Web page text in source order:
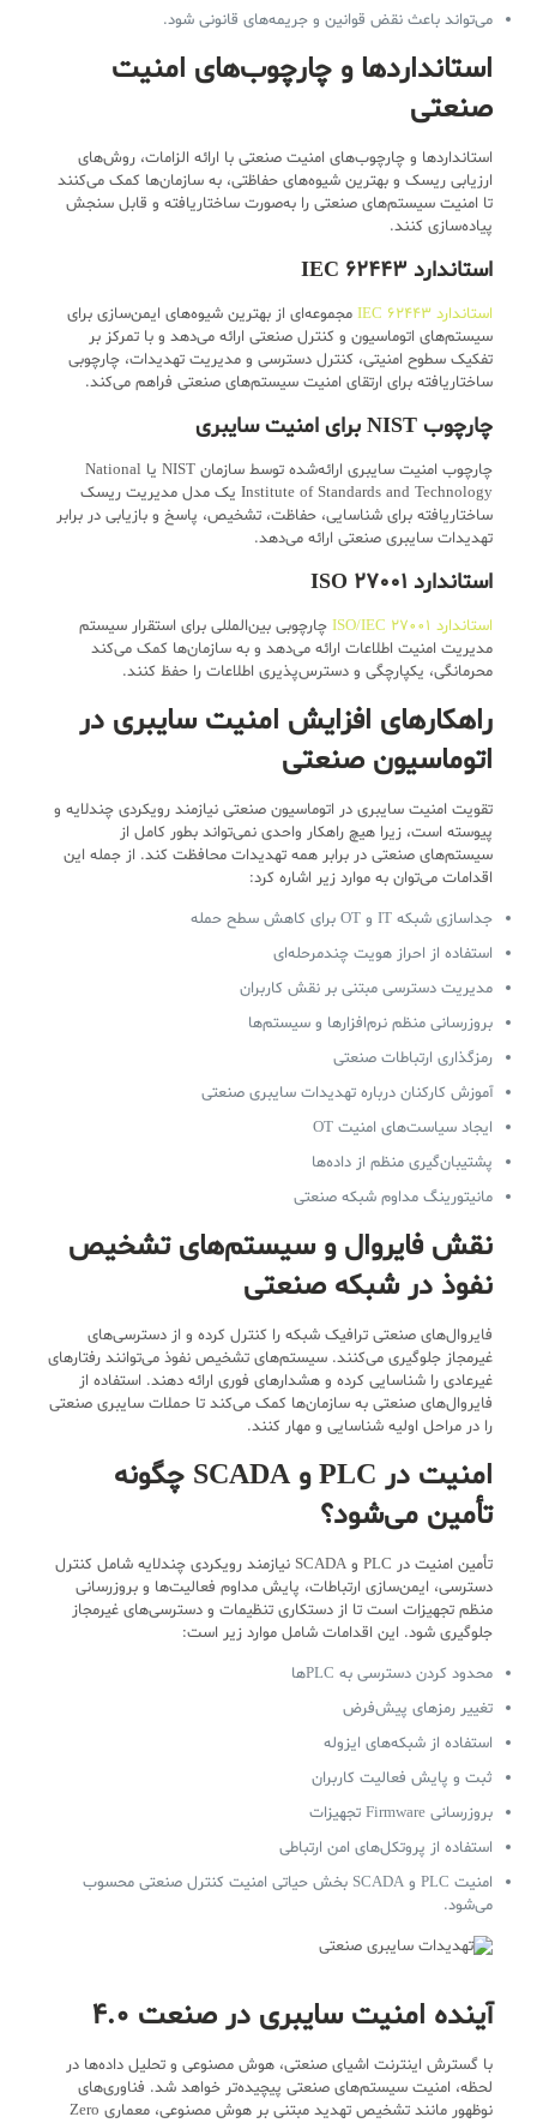
می‌تواند باعث نقض قوانین و جریمه‌های قانونی شود.
استانداردها و چارچوب‌های امنیت
صنعتی
استانداردها و چارچوب‌های امنیت صنعتی با ارائه الزامات، روش‌های
ارزیابی ریسک و بهترین شیوه‌های حفاظتی، به سازمان‌ها کمک می‌کنند
تا امنیت سیستم‌های صنعتی را به‌صورت ساختاریافته و قابل سنجش
پیاده‌سازی کنند.
استاندارد IEC 62443
استاندارد IEC 62443
مجموعه‌ای از بهترین شیوه‌های ایمن‌سازی برای
سیستم‌های اتوماسیون و کنترل صنعتی ارائه می‌دهد و با تمرکز بر
تفکیک سطوح امنیتی، کنترل دسترسی و مدیریت تهدیدات، چارچوبی
ساختاریافته برای ارتقای امنیت سیستم‌های صنعتی فراهم می‌کند.
چارچوب NIST برای امنیت سایبری
چارچوب امنیت سایبری ارائه‌شده توسط سازمان NIST یا National
Institute of Standards and Technology یک مدل مدیریت ریسک
ساختاریافته برای شناسایی، حفاظت، تشخیص، پاسخ و بازیابی در برابر
تهدیدات سایبری صنعتی ارائه می‌دهد.
استاندارد ISO 27001
استاندارد ISO/IEC 27001
چارچوبی بین‌المللی برای استقرار سیستم
مدیریت امنیت اطلاعات ارائه می‌دهد و به سازمان‌ها کمک می‌کند
محرمانگی، یکپارچگی و دسترس‌پذیری اطلاعات را حفظ کنند.
راهکارهای افزایش امنیت سایبری در
اتوماسیون صنعتی
تقویت امنیت سایبری در اتوماسیون صنعتی نیازمند رویکردی چندلایه و
پیوسته است، زیرا هیچ راهکار واحدی نمی‌تواند بطور کامل از
سیستم‌های صنعتی در برابر همه تهدیدات محافظت کند. از جمله این
اقدامات می‌توان به موارد زیر اشاره کرد:
جداسازی شبکه IT و OT برای کاهش سطح حمله
استفاده از احراز هویت چندمرحله‌ای
مدیریت دسترسی مبتنی بر نقش کاربران
بروزرسانی منظم نرم‌افزارها و سیستم‌ها
رمزگذاری ارتباطات صنعتی
آموزش کارکنان درباره تهدیدات سایبری صنعتی
ایجاد سیاست‌های امنیت OT
پشتیبان‌گیری منظم از داده‌ها
مانیتورینگ مداوم شبکه صنعتی
نقش فایروال و سیستم‌های تشخیص
نفوذ در شبکه صنعتی
فایروال‌های صنعتی ترافیک شبکه را کنترل کرده و از دسترسی‌های
غیرمجاز جلوگیری می‌کنند. سیستم‌های تشخیص نفوذ می‌توانند رفتارهای
غیرعادی را شناسایی کرده و هشدارهای فوری ارائه دهند. استفاده از
فایروال‌های صنعتی به سازمان‌ها کمک می‌کند تا حملات سایبری صنعتی
را در مراحل اولیه شناسایی و مهار کنند.
امنیت در PLC و SCADA چگونه
تأمین می‌شود؟
تأمین امنیت در PLC و SCADA نیازمند رویکردی چندلایه شامل کنترل
دسترسی، ایمن‌سازی ارتباطات، پایش مداوم فعالیت‌ها و بروزرسانی
منظم تجهیزات است تا از دستکاری تنظیمات و دسترسی‌های غیرمجاز
جلوگیری شود. این اقدامات شامل موارد زیر است:
محدود کردن دسترسی به PLCها
تغییر رمزهای پیش‌فرض
استفاده از شبکه‌های ایزوله
ثبت و پایش فعالیت کاربران
بروزرسانی Firmware تجهیزات
استفاده از پروتکل‌های امن ارتباطی
امنیت PLC و SCADA بخش حیاتی امنیت کنترل صنعتی محسوب
می‌شود.
آینده امنیت سایبری در صنعت 4.0
با گسترش اینترنت اشیای صنعتی، هوش مصنوعی و تحلیل داده‌ها در
لحظه، امنیت سیستم‌های صنعتی پیچیده‌تر خواهد شد. فناوری‌های
نوظهور مانند تشخیص تهدید مبتنی بر هوش مصنوعی، معماری Zero